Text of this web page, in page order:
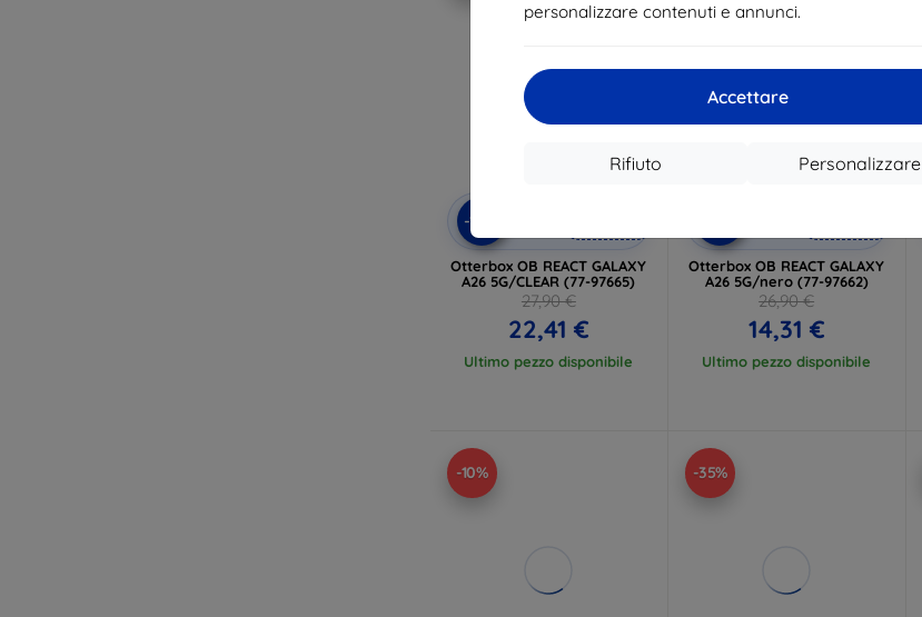
personalizzare contenuti e annunci.
Accettare
Personalizzare
Rifiuto
-10%
Otterbox OB REACT GALAXY
A26 5G/CLEAR (77-97665)
27,90 €
22,41 €
Ultimo pezzo disponibile
Otterbox OB REACT GALAXY
A26 5G/nero (77-97662)
26,90 €
14,31 €
Ultimo pezzo disponibile
-10% -35%